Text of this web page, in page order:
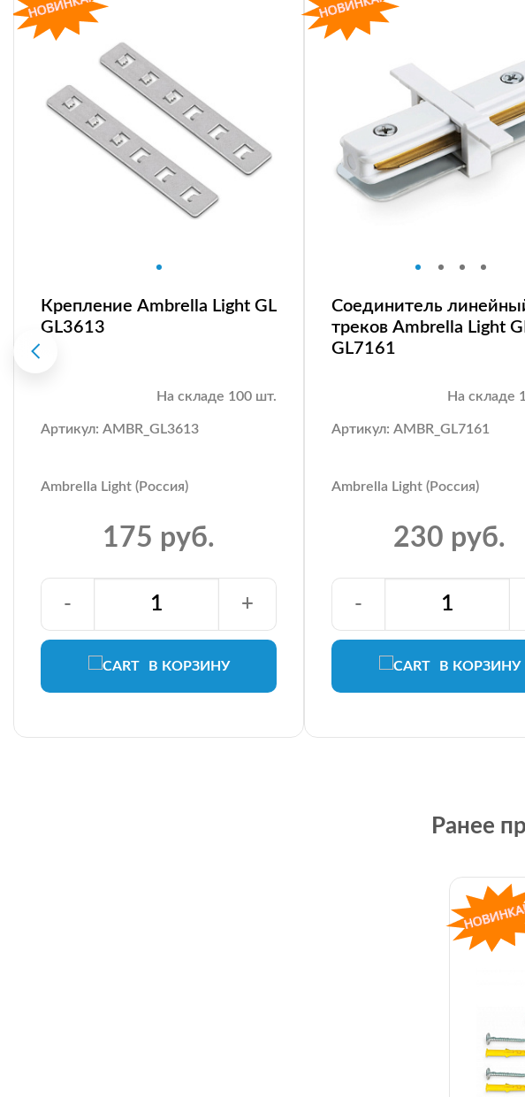
Крепление Ambrella Light GL
GL3613
На складе 100 шт.
Артикул: AMBR_GL3613
Ambrella Light (Россия)
175 руб.
В КОРЗИНУ
- +
Соединитель
треков Ambrella Light
GL7161
На складе
Артикул: AMBR_GL7161
Ambrella Light (Россия)
230 руб.
В КОРЗИНУ
-
Ранее